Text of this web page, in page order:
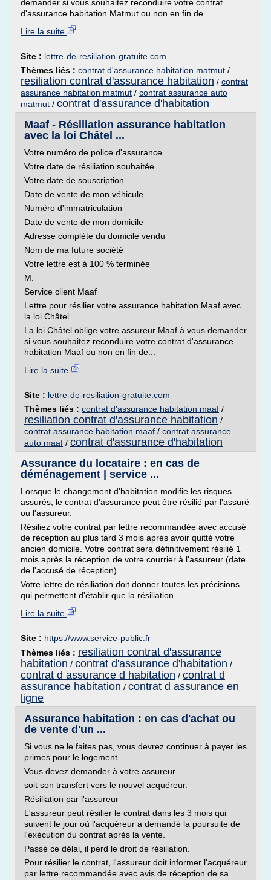
demander si vous souhaitez reconduire votre contrat
d'assurance habitation Matmut ou non en fin de...
Lire la suite
Site : lettre-de-resiliation-gratuite.com
Thèmes liés : contrat d'assurance habitation matmut /
resiliation contrat d'assurance habitation / contrat
assurance habitation matmut / contrat assurance auto
matmut / contrat d'assurance d'habitation
Maaf - Résiliation assurance habitation
avec la loi Châtel ...
Votre numéro de police d'assurance
Votre date de résiliation souhaitée
Votre date de souscription
Date de vente de mon véhicule
Numéro d'immatriculation
Date de vente de mon domicile
Adresse complète du domicile vendu
Nom de ma future société
Votre lettre est à 100 % terminée
M.
Service client Maaf
Lettre pour résilier votre assurance habitation Maaf avec
la loi Châtel
La loi Châtel oblige votre assureur Maaf à vous demander
si vous souhaitez reconduire votre contrat d'assurance
habitation Maaf ou non en fin de...
Lire la suite
Site : lettre-de-resiliation-gratuite.com
Thèmes liés : contrat d'assurance habitation maaf /
resiliation contrat d'assurance habitation /
contrat assurance habitation maaf / contrat assurance
auto maaf / contrat d'assurance d'habitation
Assurance du locataire : en cas de
déménagement | service ...
Lorsque le changement d'habitation modifie les risques
assurés, le contrat d'assurance peut être résilié par l'assuré
ou l'assureur.
Résiliez votre contrat par lettre recommandée avec accusé
de réception au plus tard 3 mois après avoir quitté votre
ancien domicile. Votre contrat sera définitivement résilié 1
mois après la réception de votre courrier à l'assureur (date
de l'accusé de réception).
Votre lettre de résiliation doit donner toutes les précisions
qui permettent d'établir que la résiliation...
Lire la suite
Site : https://www.service-public.fr
Thèmes liés : resiliation contrat d'assurance
habitation / contrat d'assurance d'habitation /
contrat d assurance d habitation / contrat d
assurance habitation / contrat d assurance en
ligne
Assurance habitation : en cas d'achat ou
de vente d'un ...
Si vous ne le faites pas, vous devrez continuer à payer les
primes pour le logement.
Vous devez demander à votre assureur
soit son transfert vers le nouvel acquéreur.
Résiliation par l'assureur
L'assureur peut résilier le contrat dans les 3 mois qui
suivent le jour où l'acquéreur a demandé la poursuite de
l'exécution du contrat après la vente.
Passé ce délai, il perd le droit de résiliation.
Pour résilier le contrat, l'assureur doit informer l'acquéreur
par lettre recommandée avec avis de réception de sa